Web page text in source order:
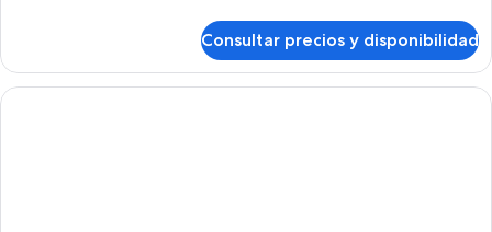
cuádruple
estándar
Consultar precios y disponibilidad